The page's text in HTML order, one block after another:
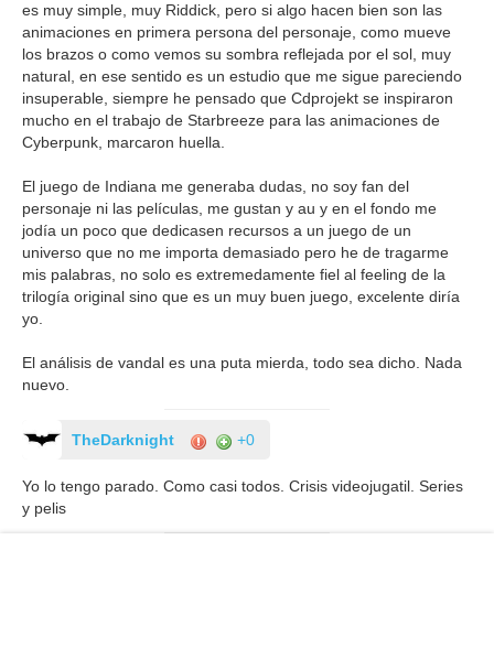
es muy simple, muy Riddick, pero si algo hacen bien son las
animaciones en primera persona del personaje, como mueve
los brazos o como vemos su sombra reflejada por el sol, muy
natural, en ese sentido es un estudio que me sigue pareciendo
insuperable, siempre he pensado que Cdprojekt se inspiraron
mucho en el trabajo de Starbreeze para las animaciones de
Cyberpunk, marcaron huella.
El juego de Indiana me generaba dudas, no soy fan del
personaje ni las películas, me gustan y au y en el fondo me
jodía un poco que dedicasen recursos a un juego de un
universo que no me importa demasiado pero he de tragarme
mis palabras, no solo es extremedamente fiel al feeling de la
trilogía original sino que es un muy buen juego, excelente diría
yo.
El análisis de vandal es una puta mierda, todo sea dicho. Nada
nuevo.
TheDarknight +0
Yo lo tengo parado. Como casi todos. Crisis videojugatil. Series
y pelis